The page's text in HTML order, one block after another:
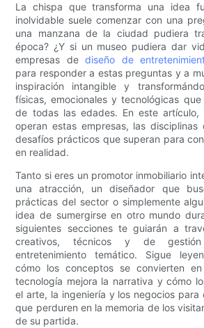
La chispa que transforma una idea
inolvidable suele comenzar con una
una manzana de la ciudad pudiera
época? ¿Y si un museo pudiera dar
empresas dediseño de
para responder a estas preguntas y a
inspiración intangible y
físicas, emocionales y tecnológicas
de todas las edades. En este artículo,
operan estas empresas, las
desafíos prácticos que superan para
en realidad.
Tanto si eres un promotor inmobiliario
una atracción, un diseñador que
prácticas del sector o simplemente
idea de sumergirse en otro mundo
siguientes secciones te guiarán a
creativos, técnicos y de
entretenimiento temático. Sigue
cómo los conceptos se convierten
tecnología mejora la narrativa y cómo
el arte, la ingeniería y los negocios para
que perduren en la memoria de los
de su partida.